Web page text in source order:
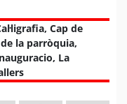
, Cap de
la parròquia,
, La